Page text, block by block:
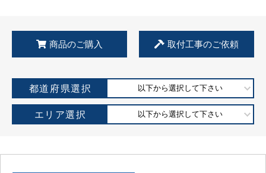
商品のご購入 取付工事のご依頼
都道府県選択 以下から選択して下さい
エリア選択 以下から選択して下さい